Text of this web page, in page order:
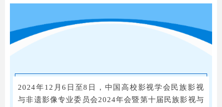
2024年12月6日至8日，中国高校影视学会民族影视
与非遗影像专业委员会2024年会暨第十届民族影视与